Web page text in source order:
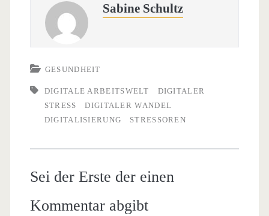
Sabine Schultz
GESUNDHEIT
DIGITALE ARBEITSWELT
DIGITALER
STRESS
DIGITALER WANDEL
DIGITALISIERUNG
STRESSOREN
Sei der Erste der einen
Kommentar abgibt